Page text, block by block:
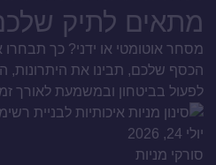
מתאים לתיק
מסחר אוטומטי או ידני? כך
הכסף שלכם, תבינו את היתרונות,
לפעול בביטחון ובמשמעת לאורך זמן
יולי 24, 2026
סורקי מניות